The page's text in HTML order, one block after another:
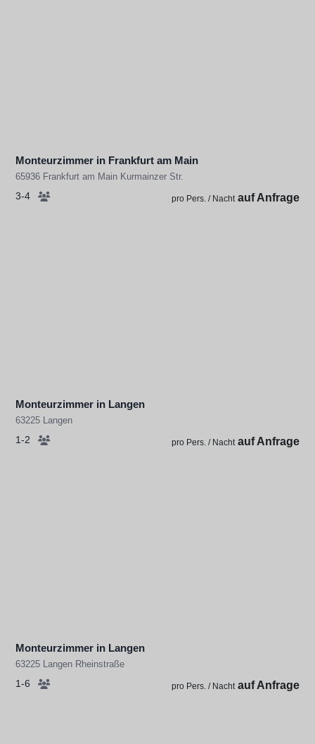
Monteurzimmer in Frankfurt am Main
65936 Frankfurt am Main Kurmainzer Str.
3-4 pro Pers. / Nacht auf Anfrage
Monteurzimmer in Langen
63225 Langen
1-2 pro Pers. / Nacht auf Anfrage
Monteurzimmer in Langen
63225 Langen Rheinstraße
1-6 pro Pers. / Nacht auf Anfrage